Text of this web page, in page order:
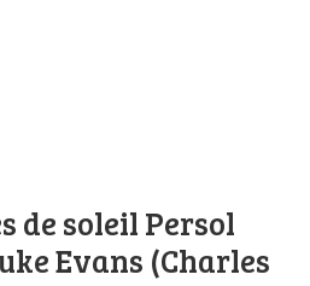
de soleil Persol
Evans (Charles